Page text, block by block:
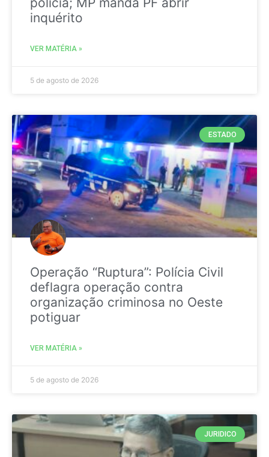
inquérito
VER MATÉRIA »
5 de agosto de 2026
ESTADO
Operação “Ruptura”: Polícia Civil
deflagra operação contra
organização criminosa no Oeste
potiguar
VER MATÉRIA »
5 de agosto de 2026
JURIDICO